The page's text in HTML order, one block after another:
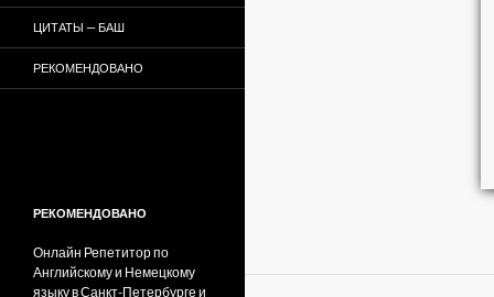
ЦИТАТЫ — БАШ
РЕКОМЕНДОВАНО
РЕКОМЕНДОВАНО
Онлайн Репетитор по
Английскому и Немецкому
языку в Санкт-Петербурге и